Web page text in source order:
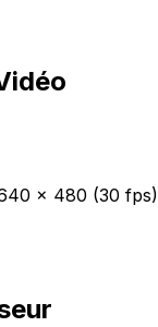
x 480 (30 fps)